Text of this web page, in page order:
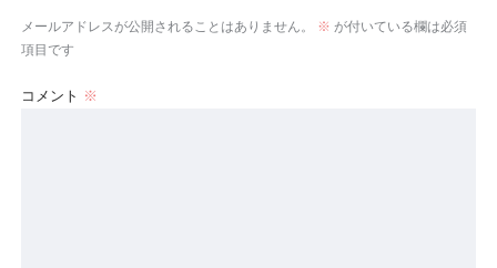
メールアドレスが公開されることはありません。 ※ が付いている欄は必須
項目です
コメント ※